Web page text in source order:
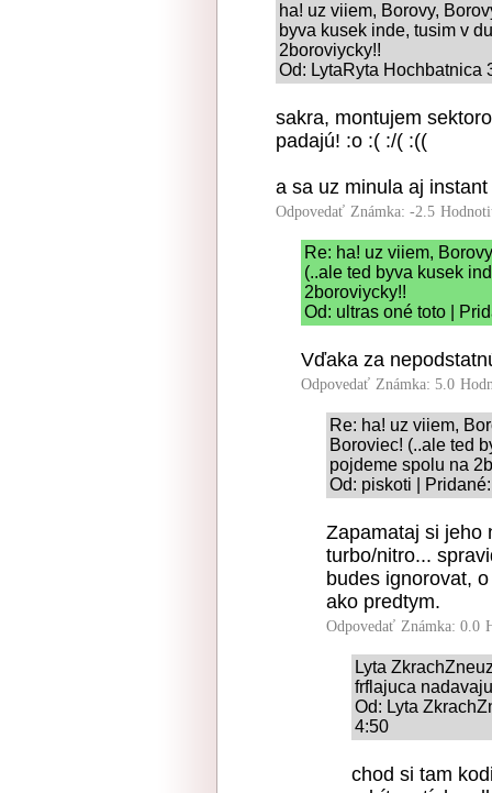
ha! uz viiem, Borovy,
byva kusek inde, tusim v
2boroviycky!!
Od: LytaRyta Hochbatnica
sakra, montujem
padajú! :o :( :/( :((
a sa uz minula aj
Odpovedať Známka: -2.5
Re: ha! uz viiem,
(..ale ted byva kusek
2boroviycky!!
Od: ultras oné toto |
Vďaka za
Odpovedať Známka: 5.0
Re: ha! uz viiem,
Boroviec! (..ale ted
pojdeme spolu na
Od: piskoti |
Zapamataj si jeho
turbo/nitro...
budes ignorovat,
ako predtym.
Odpovedať Známka: 0.0
Lyta
frflajuca
Od: Lyta
4:50
chod si tam